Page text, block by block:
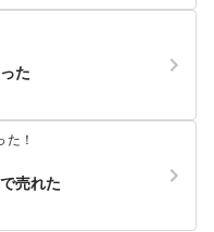
た
！
売れた